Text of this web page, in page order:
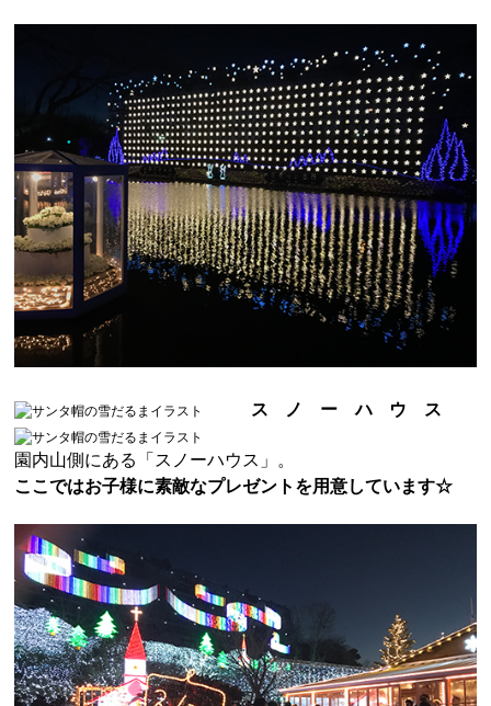
スノーハウス
園内山側にある「スノーハウス」。
ここではお子様に素敵なプレゼントを用意しています☆